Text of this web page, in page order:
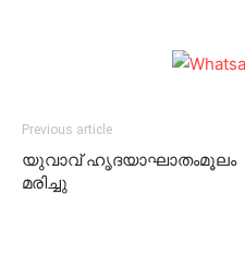
Previous article
യുവാവ് ഹൃദയാഘാതംമൂലം
മരിച്ചു